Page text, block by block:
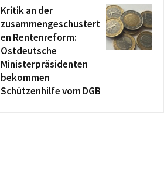
Kritik an der
zusammengeschustert
en Rentenreform:
Ostdeutsche
Ministerpräsidenten
bekommen
Schützenhilfe vom DGB